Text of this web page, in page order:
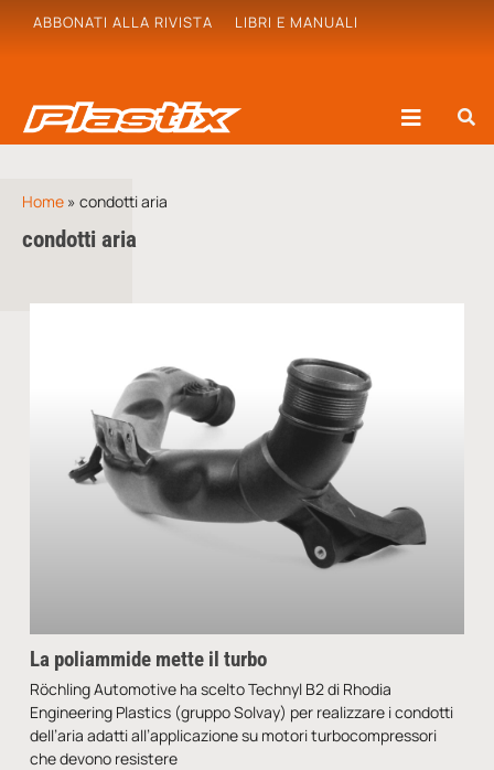
ABBONATI ALLA RIVISTA LIBRI E MANUALI
Home » condotti aria
condotti aria
La poliammide mette il turbo
Röchling Automotive ha scelto Technyl B2 di Rhodia
Engineering Plastics (gruppo Solvay) per realizzare i condotti
dell’aria adatti all’applicazione su motori turbocompressori
che devono resistere